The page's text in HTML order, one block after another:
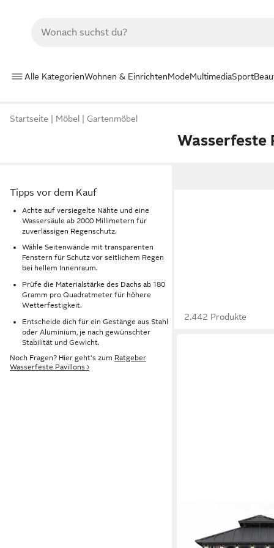
Alle KategorienWohnen & EinrichtenModeMultimediaSport
Startseite Möbel Gartenmöbel
Wasserfeste
Tipps vor dem Kauf
Achte auf versiegelte Nähte und eine
Wassersäule ab 2000 Millimetern für
zuverlässigen Regenschutz.
Wähle Seitenwände mit transparenten
Fenstern für Schutz vor seitlichem Regen
bei hellem Innenraum.
Prüfe die Materialstärke des Dachs ab 180
Gramm pro Quadratmeter für höhere
Wetterfestigkeit.
Entscheide dich für ein Gestänge aus Stahl
oder Aluminium, je nach gewünschter
Stabilität und Gewicht.
Noch Fragen? Hier geht's zum Ratgeber
Wasserfeste Pavillons ›
2.442 Produkte
Pavillon Günstiges
LED-Lichterkette, (1